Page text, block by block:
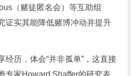
（赌徒匿名会）等互助组
证实其能降低赌博冲动并提升
经历，体会“并非孤单”，这直接
专家Howard Shaffer的研究表